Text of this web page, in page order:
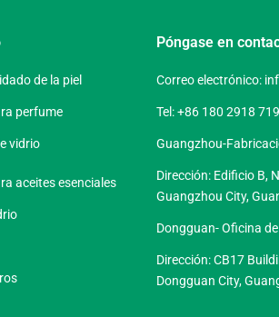
de la piel
perfume
vidrio
aceites esenciales
Póngase en
Correo electrónico:
Tel: +86 180 2918
Guangzhou-
Dirección: Edificio B,
Guangzhou City,
Dongguan- Oficina
Dirección: CB17
Dongguan City,